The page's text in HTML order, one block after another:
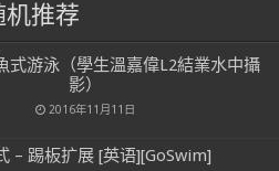
机推荐
式游泳（學生溫嘉偉L2結業水中攝
影）
2016年11月11日
– 踢板扩展 [英语][GoSwim]